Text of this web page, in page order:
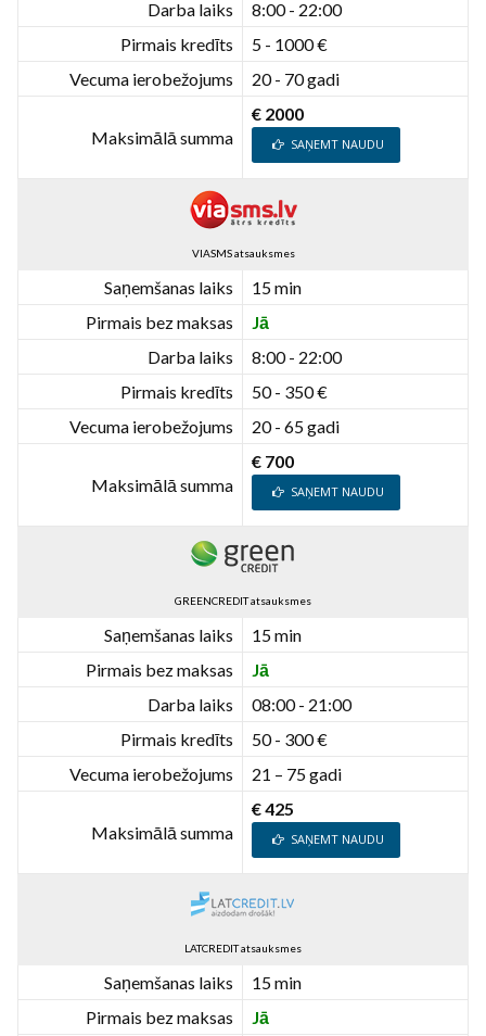
Darba laiks
8:00 - 22:00
Pirmais kredīts
5 - 1000 €
Vecuma ierobežojums
20 - 70 gadi
Maksimālā summa
€ 2000
SAŅEMT NAUDU
VIASMS atsauksmes
Saņemšanas laiks
15 min
Pirmais bez maksas
Jā
Darba laiks
8:00 - 22:00
Pirmais kredīts
50 - 350 €
Vecuma ierobežojums
20 - 65 gadi
Maksimālā summa
€ 700
SAŅEMT NAUDU
GREENCREDIT atsauksmes
Saņemšanas laiks
15 min
Pirmais bez maksas
Jā
Darba laiks
08:00 - 21:00
Pirmais kredīts
50 - 300 €
Vecuma ierobežojums
21 – 75 gadi
Maksimālā summa
€ 425
SAŅEMT NAUDU
LATCREDIT atsauksmes
Saņemšanas laiks
15 min
Pirmais bez maksas
Jā